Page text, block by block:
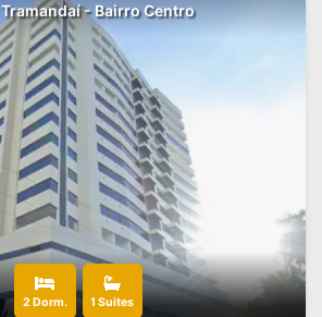
Tramandaí - Bairro Centro
2 Dorm. 1 Suites